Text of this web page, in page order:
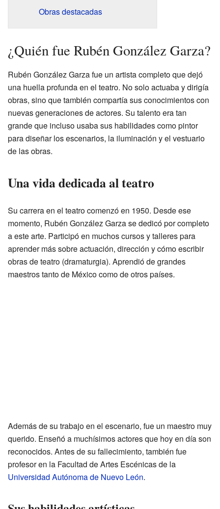
Obras destacadas
¿Quién fue Rubén González Garza?
Rubén González Garza fue un artista completo que dejó
una huella profunda en el teatro. No solo actuaba y dirigía
obras, sino que también compartía sus conocimientos con
nuevas generaciones de actores. Su talento era tan
grande que incluso usaba sus habilidades como pintor
para diseñar los escenarios, la iluminación y el vestuario
de las obras.
Una vida dedicada al teatro
Su carrera en el teatro comenzó en 1950. Desde ese
momento, Rubén González Garza se dedicó por completo
a este arte. Participó en muchos cursos y talleres para
aprender más sobre actuación, dirección y cómo escribir
obras de teatro (dramaturgia). Aprendió de grandes
maestros tanto de México como de otros países.
Además de su trabajo en el escenario, fue un maestro muy
querido. Enseñó a muchísimos actores que hoy en día son
reconocidos. Antes de su fallecimiento, también fue
profesor en la Facultad de Artes Escénicas de la
Universidad Autónoma de Nuevo León.